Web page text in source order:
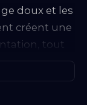
doux et les
créent une
tout